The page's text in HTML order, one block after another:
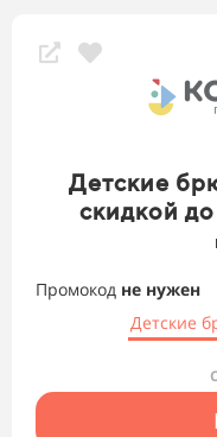
Детские
скидкой
Промокод не нужен
Детские